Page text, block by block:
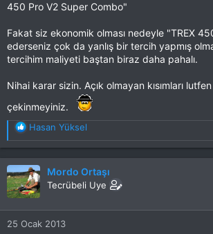
450 Pro V2 Super Combo"
Fakat siz ekonomik olması nedeyle "TREX
ederseniz çok da yanlış bir tercih yapmış
tercihim maliyeti baştan biraz daha pahalı.
Nihai karar sizin. Açık olmayan kısımları
çekinmeyiniz.
T
e
p
k
i
l
e
r
:
Hasan Yüksel
Mordo Ortaşı
Tecrübeli Uye
25 Ocak 2013